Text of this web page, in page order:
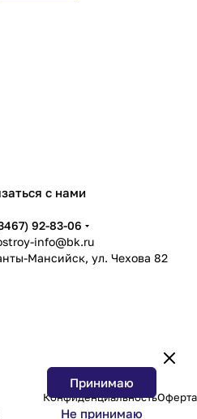
с нами
92-83-06
info@bk.ru
Мансийск, ул. Чехова 82
КонфиденциальностьОферта
Принимаю
Не принимаю